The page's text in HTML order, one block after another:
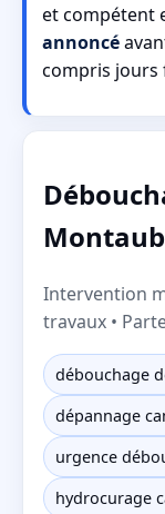
et compétent
annoncé
compris jours
Intervention
travaux •
débouchage
dépannage
urgence
hydrocurage